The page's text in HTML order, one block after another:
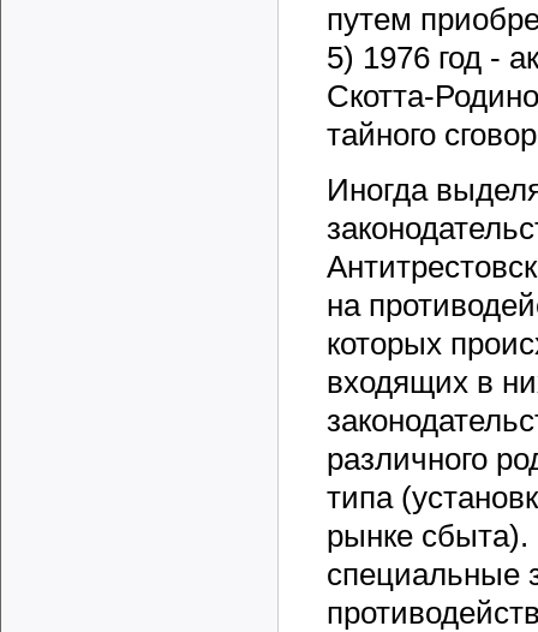
путем
5) 1976 год -
Скотта-
тайного
Иногда
на
которых
входящих в
различного
типа
рынке сбыта).
специальные